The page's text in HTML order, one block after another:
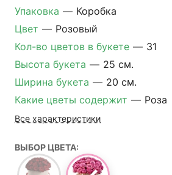
Упаковка — Коробка
Цвет — Розовый
Кол-во цветов в букете — 31
Высота букета — 25 см.
Ширина букета — 20 см.
Какие цветы содержит — Роза
Все характеристики
ВЫБОР ЦВЕТА: